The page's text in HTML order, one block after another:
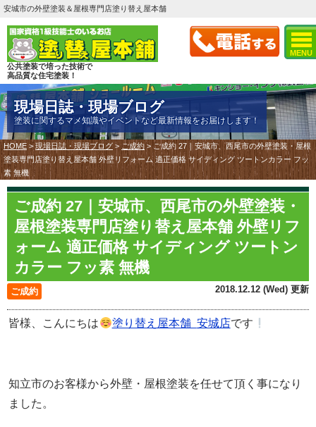
MENU
安城市の外壁塗装＆屋根専門店塗り替え屋本舗
公共塗装で培った技術で
高品質な住宅塗装！
現場日誌・現場ブログ
塗装に関するマメ知識やイベントなど最新情報をお届けします！
HOME >現場日誌・現場ブログ > ご成約 > ご成約 27｜安城市、西尾市の外壁塗装・屋根
塗装専門店塗り替え屋本舗 外壁リフォーム 適正価格 サイディング ツートンカラー フッ
素 無機
ご成約 27｜安城市、西尾市の外壁塗装・
屋根塗装専門店塗り替え屋本舗 外壁リフ
ォーム 適正価格 サイディング ツートン
カラー フッ素 無機
ご成約 2018.12.12 (Wed) 更新
皆様、こんにちは 塗り替え屋本舗 安城店です
知立市のお客様から外壁・屋根塗装を任せて頂く事になり
ました。